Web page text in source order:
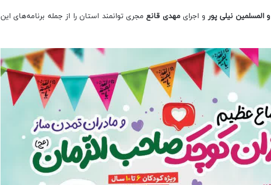
المسلمین نیلی پورو اجرایمهدی قانعمجری توانمند استان را از جمله برنامه‌های این